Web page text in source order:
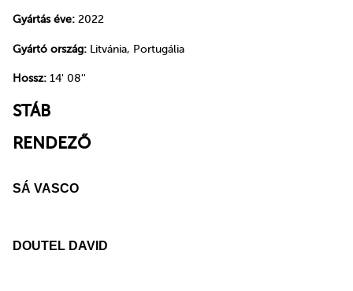
Gyártás éve: 2022
Gyártó ország: Litvánia, Portugália
Hossz: 14' 08''
STÁB
RENDEZŐ
SÁ VASCO
DOUTEL DAVID